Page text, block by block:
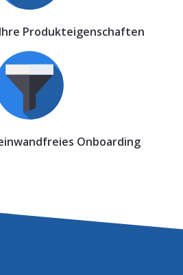
Produkteigenschaften
Onboarding